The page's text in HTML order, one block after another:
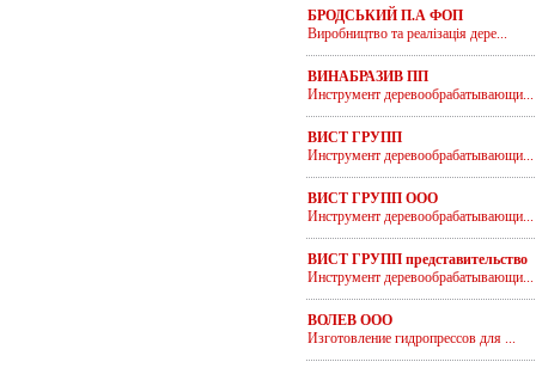
БРОДСЬКИЙ П.А ФОП
Виробництво та реалізація дере...
ВИНАБРАЗИВ ПП
Инструмент деревообрабатывающи...
ВИСТ ГРУПП
Инструмент деревообрабатывающи...
ВИСТ ГРУПП ООО
Инструмент деревообрабатывающи...
ВИСТ ГРУПП представительство
Инструмент деревообрабатывающи...
ВОЛЕВ ООО
Изготовление гидропрессов для ...